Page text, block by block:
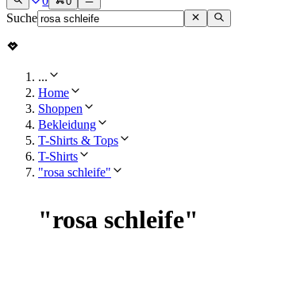
Suche
...
Home
Shoppen
Bekleidung
T-Shirts & Tops
T-Shirts
"rosa schleife"
"rosa schleife"